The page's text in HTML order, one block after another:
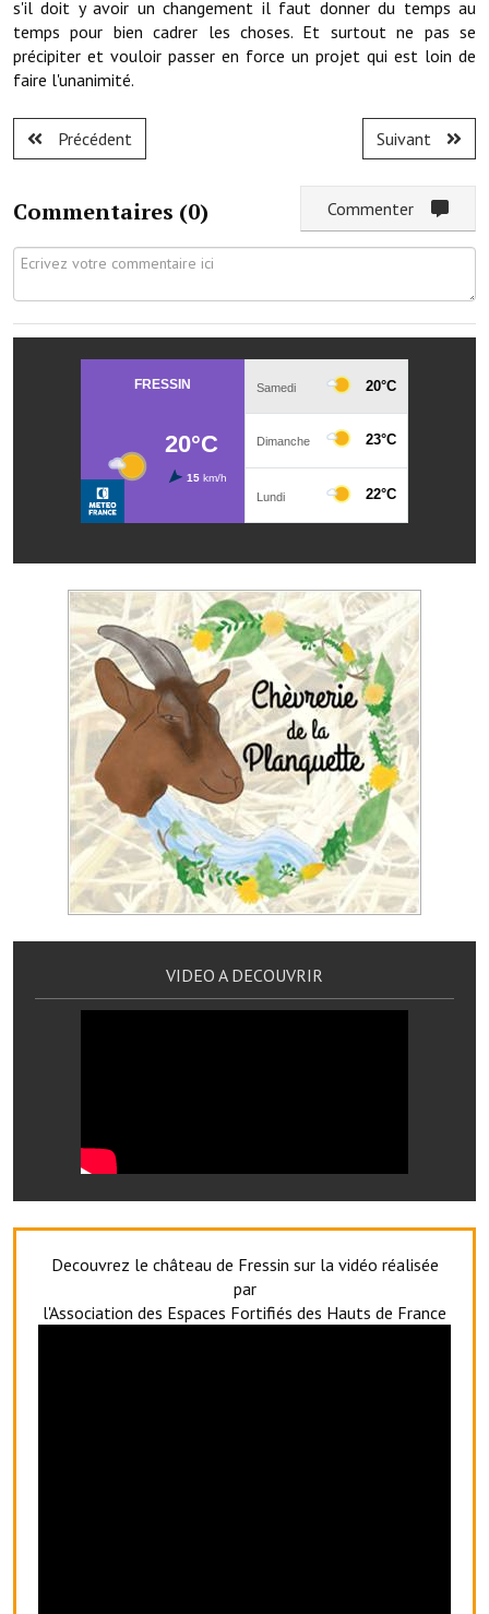
Artisans
Agents immobiliers
Salle Georges Delépine
VILLE ACTIVE
La société musicale de l'Avenir Fressinois
La troupe théâtrale de l'Avenir Fressinois
L'association du château
Le foyer rural
Le club de l'amitié
Le comité des fêtes
L'association Avotra-France
Le foyer de la Planquette
L'association des anciens combattants
L'association des anciens sapeurs-pompiers volontaires
Village sportif
L'US Crequy Fressin
La société de chasse
Le sport au foyer rural
TOURISME, PATRIMOINE
L'église
s'il doit y avoir un changement il faut donner du temps au
temps pour bien cadrer les choses. Et surtout ne pas se
précipiter et vouloir passer en force un projet qui est loin de
faire l'unanimité.
Précédent Suivant
Commentaires (0)
VIDEO A DECOUVRIR
Decouvrez le château de Fressin sur la vidéo réalisée
par
l'Association des Espaces Fortifiés des Hauts de France